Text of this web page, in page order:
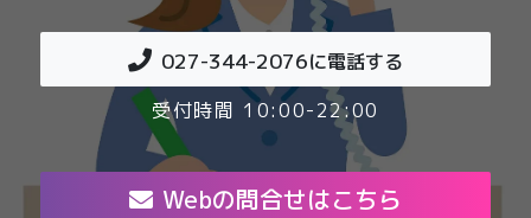
027-344-2076に電話する
受付時間 10:00-22:00
Webの問合せはこちら